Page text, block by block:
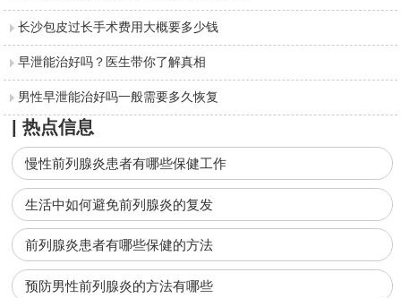
长沙包皮过长手术费用大概要多少钱
早泄能治好吗？医生带你了解真相
男性早泄能治好吗一般需要多久恢复
| 热点信息
慢性前列腺炎患者有哪些保健工作
生活中如何避免前列腺炎的复发
前列腺炎患者有哪些保健的方法
预防男性前列腺炎的方法有哪些